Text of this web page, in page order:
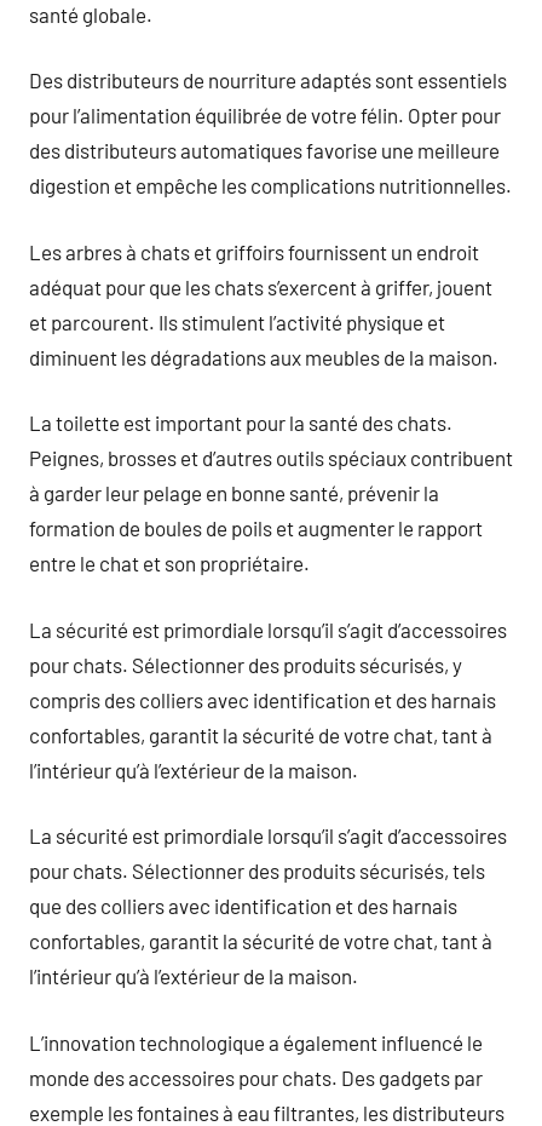
santé globale.
Des distributeurs de nourriture adaptés sont essentiels
pour l’alimentation équilibrée de votre félin. Opter pour
des distributeurs automatiques favorise une meilleure
digestion et empêche les complications nutritionnelles.
Les arbres à chats et griffoirs fournissent un endroit
adéquat pour que les chats s’exercent à griffer, jouent
et parcourent. Ils stimulent l’activité physique et
diminuent les dégradations aux meubles de la maison.
La toilette est important pour la santé des chats.
Peignes, brosses et d’autres outils spéciaux contribuent
à garder leur pelage en bonne santé, prévenir la
formation de boules de poils et augmenter le rapport
entre le chat et son propriétaire.
La sécurité est primordiale lorsqu’il s’agit d’accessoires
pour chats. Sélectionner des produits sécurisés, y
compris des colliers avec identification et des harnais
confortables, garantit la sécurité de votre chat, tant à
l’intérieur qu’à l’extérieur de la maison.
La sécurité est primordiale lorsqu’il s’agit d’accessoires
pour chats. Sélectionner des produits sécurisés, tels
que des colliers avec identification et des harnais
confortables, garantit la sécurité de votre chat, tant à
l’intérieur qu’à l’extérieur de la maison.
L’innovation technologique a également influencé le
monde des accessoires pour chats. Des gadgets par
exemple les fontaines à eau filtrantes, les distributeurs